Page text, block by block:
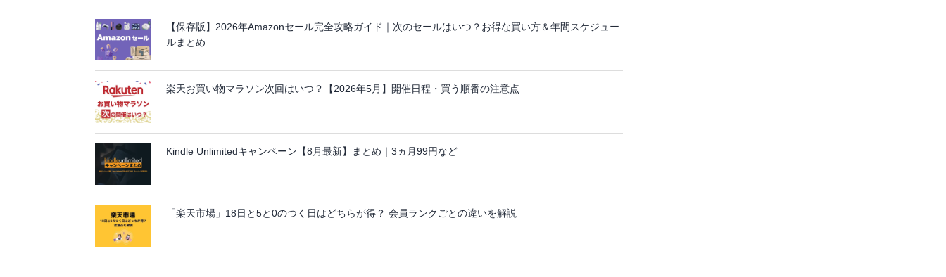
【保存版】2026年Amazonセール完全攻略ガイド｜次のセールはいつ？お得な買い方＆年間スケジュー
ルまとめ
楽天お買い物マラソン次回はいつ？【2026年5月】開催日程・買う順番の注意点
Kindle Unlimitedキャンペーン【8月最新】まとめ｜3ヵ月99円など
「楽天市場」18日と5と0のつく日はどちらが得？ 会員ランクごとの違いを解説